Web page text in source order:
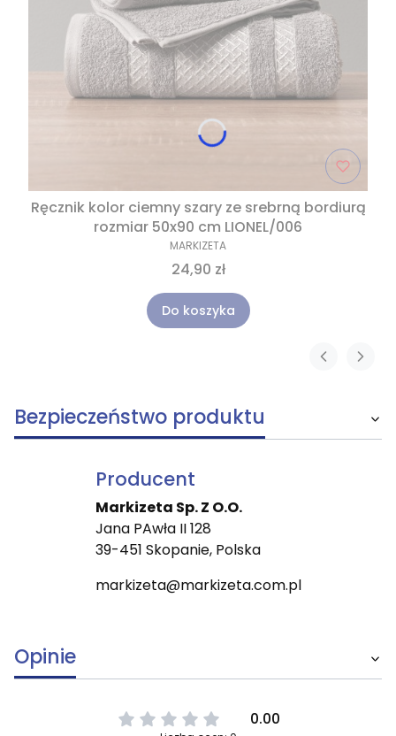
Ręcznik kolor ciemny szary ze srebrną bordiurą
rozmiar 50x90 cm LIONEL/006
MARKIZETA
24,90 zł
Do koszyka
Bezpieczeństwo produktu
Producent
Markizeta Sp. Z O.O.
Jana PAwła II 128
39-451 Skopanie, Polska
markizeta@markizeta.com.pl
Opinie
0.00